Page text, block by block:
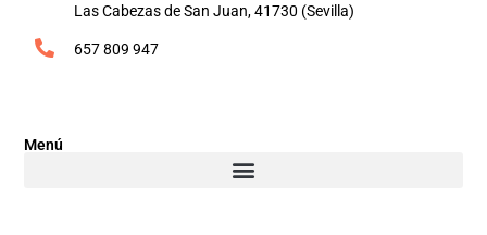
Las Cabezas de San Juan, 41730 (Sevilla)
657 809 947
Menú